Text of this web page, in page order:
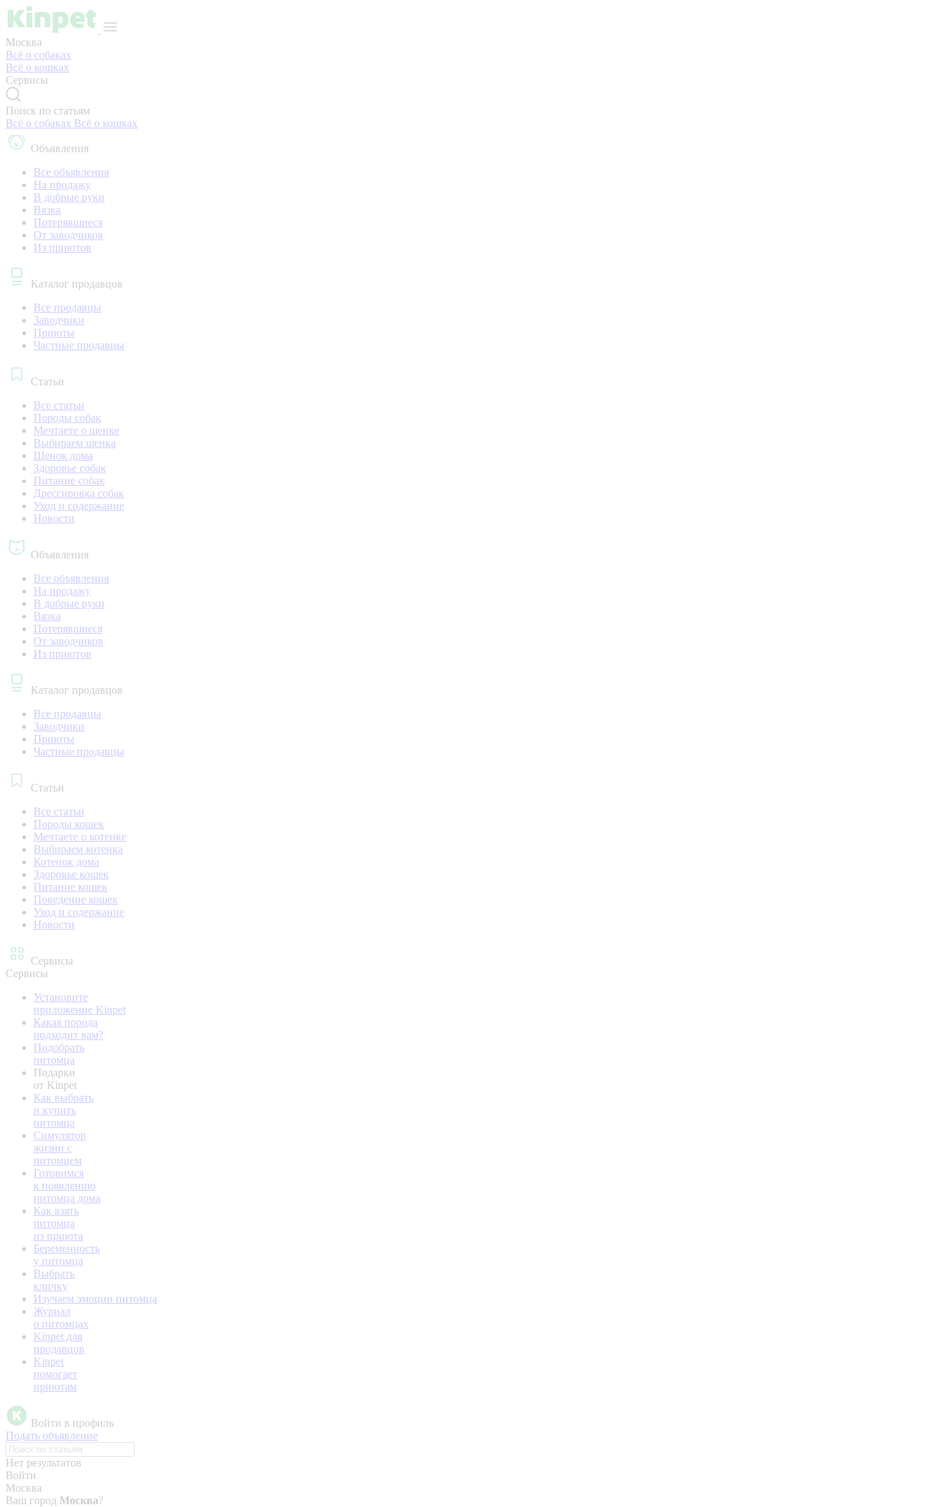
Москва
Всё о собаках
Всё о кошках
Сервисы
Поиск по статьям
Всё о собаках Всё о кошках
Объявления
Все объявления
На продажу
В добрые руки
Вязка
Потерявшиеся
От заводчиков
Из приютов
Каталог продавцов
Все продавцы
Заводчики
Приюты
Частные продавцы
Статьи
Все статьи
Породы собак
Мечтаете о щенке
Выбираем щенка
Щенок дома
Здоровье собак
Питание собак
Дрессировка собак
Уход и содержание
Новости
Объявления
Все объявления
На продажу
В добрые руки
Вязка
Потерявшиеся
От заводчиков
Из приютов
Каталог продавцов
Все продавцы
Заводчики
Приюты
Частные продавцы
Статьи
Все статьи
Породы кошек
Мечтаете о котенке
Выбираем котенка
Котенок дома
Здоровье кошек
Питание кошек
Поведение кошек
Уход и содержание
Новости
Сервисы
Сервисы
Установите
приложение Kinpet
Какая порода
подходит вам?
Подобрать
питомца
Подарки
от Kinpet
Как выбрать
и купить
питомца
Симулятор
жизни с
питомцем
Готовимся
к появлению
питомца дома
Как взять
питомца
из приюта
Беременность
у питомца
Выбрать
кличку
Изучаем эмоции питомца
Журнал
о питомцах
Kinpet для
продавцов
Kinpet
помогает
приютам
Войти в профиль
Подать объявление
Нет результатов
Войти
Москва
Ваш город Москва?